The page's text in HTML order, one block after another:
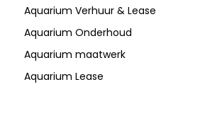
Aquarium Verhuur & Lease
Aquarium Onderhoud
Aquarium maatwerk
Aquarium Lease